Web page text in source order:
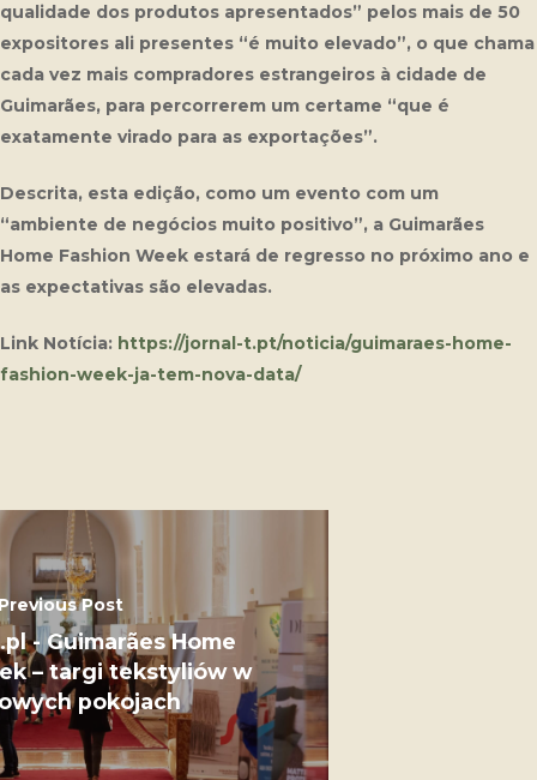
qualidade dos produtos apresentados” pelos mais de 50
expositores ali presentes “é muito elevado”, o que chama
cada vez mais compradores estrangeiros à cidade de
Guimarães, para percorrerem um certame “que é
exatamente virado para as exportações”.
Descrita, esta edição, como um evento com um
“ambiente de negócios muito positivo”, a Guimarães
Home Fashion Week estará de regresso no próximo ano e
as expectativas são elevadas.
Link Notícia: https://jornal-t.pt/noticia/guimaraes-home-
fashion-week-ja-tem-nova-data/
Post
- Guimarães Home
– targi tekstyliów w
pokojach